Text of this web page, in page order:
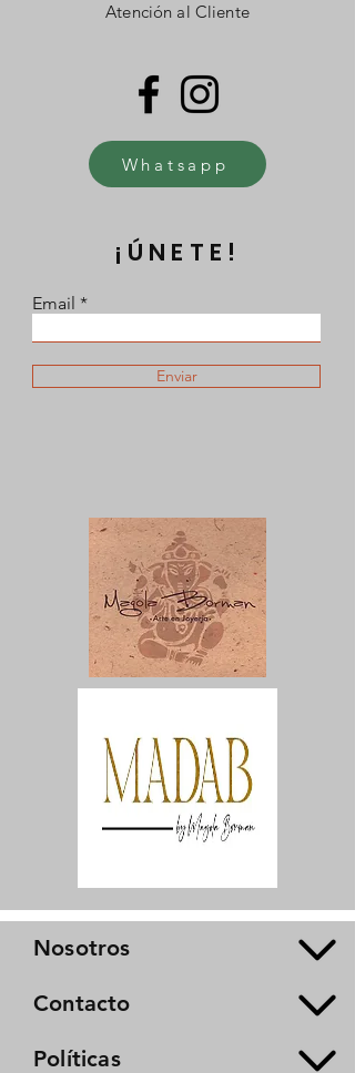
Atención al Cliente
Whatsapp
¡ÚNETE!
Email
Enviar
Nosotros
Contacto
Políticas